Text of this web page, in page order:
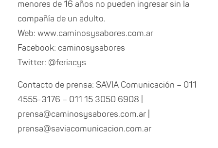
menores de 16 años no pueden ingresar sin la
compañía de un adulto.
Web: www.caminosysabores.com.ar
Facebook: caminosysabores
Twitter: @feriacys
Contacto de prensa: SAVIA Comunicación – 011
4555-3176 – 011 15 3050 6908 |
prensa@caminosysabores.com.ar |
prensa@saviacomunicacion.com.ar